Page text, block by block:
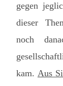
gegen
dieser
noch
kam. Aus